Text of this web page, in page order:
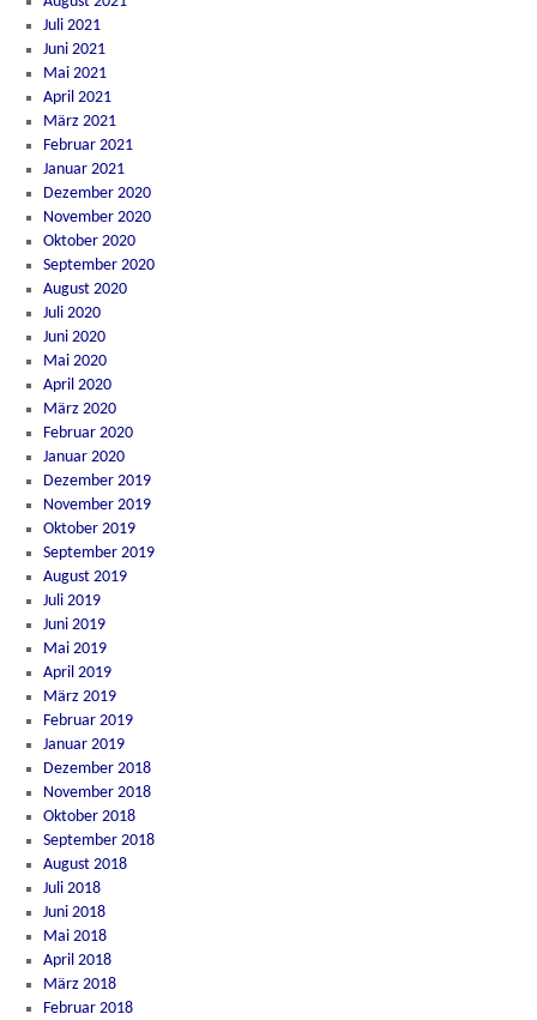
Juli 2021
Juni 2021
Mai 2021
April 2021
März 2021
Februar 2021
Januar 2021
Dezember 2020
November 2020
Oktober 2020
September 2020
August 2020
Juli 2020
Juni 2020
Mai 2020
April 2020
März 2020
Februar 2020
Januar 2020
Dezember 2019
November 2019
Oktober 2019
September 2019
August 2019
Juli 2019
Juni 2019
Mai 2019
April 2019
März 2019
Februar 2019
Januar 2019
Dezember 2018
November 2018
Oktober 2018
September 2018
August 2018
Juli 2018
Juni 2018
Mai 2018
April 2018
März 2018
Februar 2018